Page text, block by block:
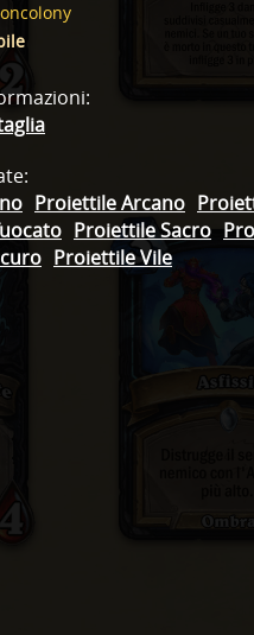
:
:
Proiettile Arcano
Proiettile Sacro
Proiettile Vile